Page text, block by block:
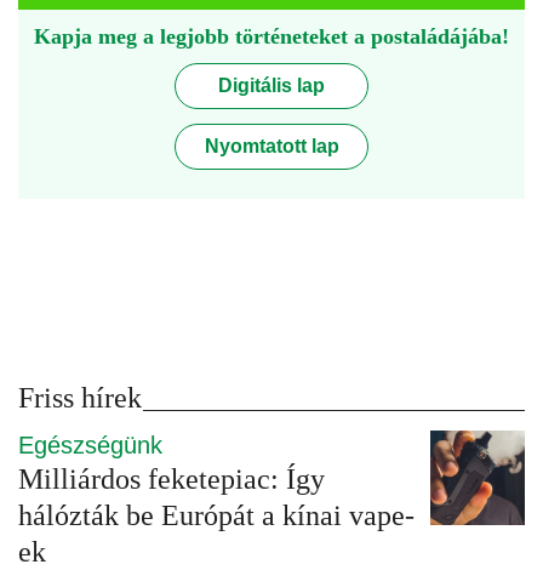
Kapja meg a legjobb történeteket a postaládájába!
Digitális lap
Nyomtatott lap
Friss hírek
Egészségünk
Milliárdos feketepiac: Így
hálózták be Európát a kínai vape-
ek